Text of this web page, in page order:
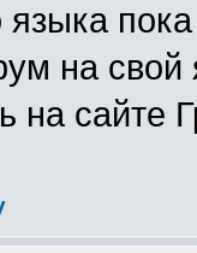
языка
на
на сайте